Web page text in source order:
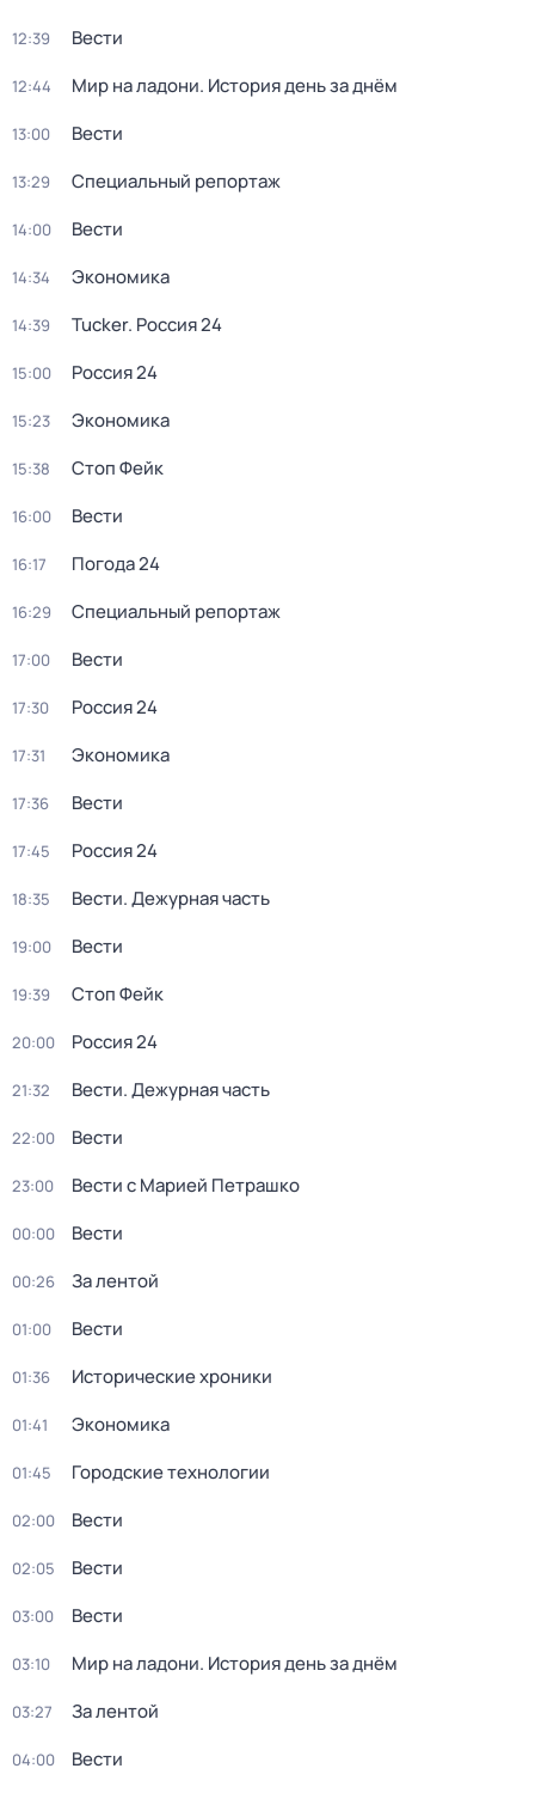
12:39 Вести
12:44 Мир на ладони. История день за днём
13:00 Вести
13:29 Специальный репортаж
14:00 Вести
14:34 Экономика
14:39 Tucker. Россия 24
15:00 Россия 24
15:23 Экономика
15:38 Стоп Фейк
16:00 Вести
16:17 Погода 24
16:29 Специальный репортаж
17:00 Вести
17:30 Россия 24
17:31 Экономика
17:36 Вести
17:45 Россия 24
18:35 Вести. Дежурная часть
19:00 Вести
19:39 Стоп Фейк
20:00 Россия 24
21:32 Вести. Дежурная часть
22:00 Вести
23:00 Вести с Марией Петрашко
00:00 Вести
00:26 За лентой
01:00 Вести
01:36 Исторические хроники
01:41 Экономика
01:45 Городские технологии
02:00 Вести
02:05 Вести
03:00 Вести
03:10 Мир на ладони. История день за днём
03:27 За лентой
04:00 Вести